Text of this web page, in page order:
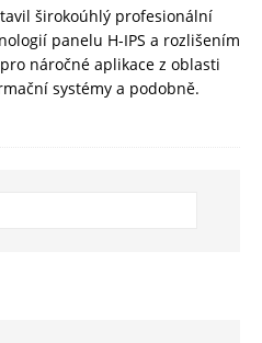
širokoúhlý profesionální
panelu H-IPS a rozlišením
náročné aplikace z oblasti
systémy a podobně.